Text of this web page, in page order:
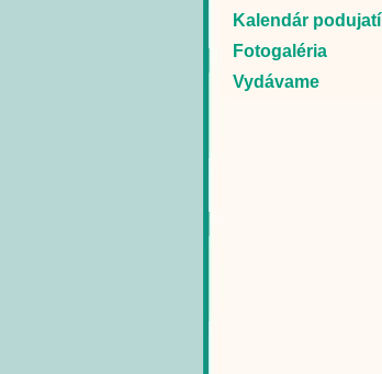
Kalendár podujatí
Fotogaléria
Vydávame